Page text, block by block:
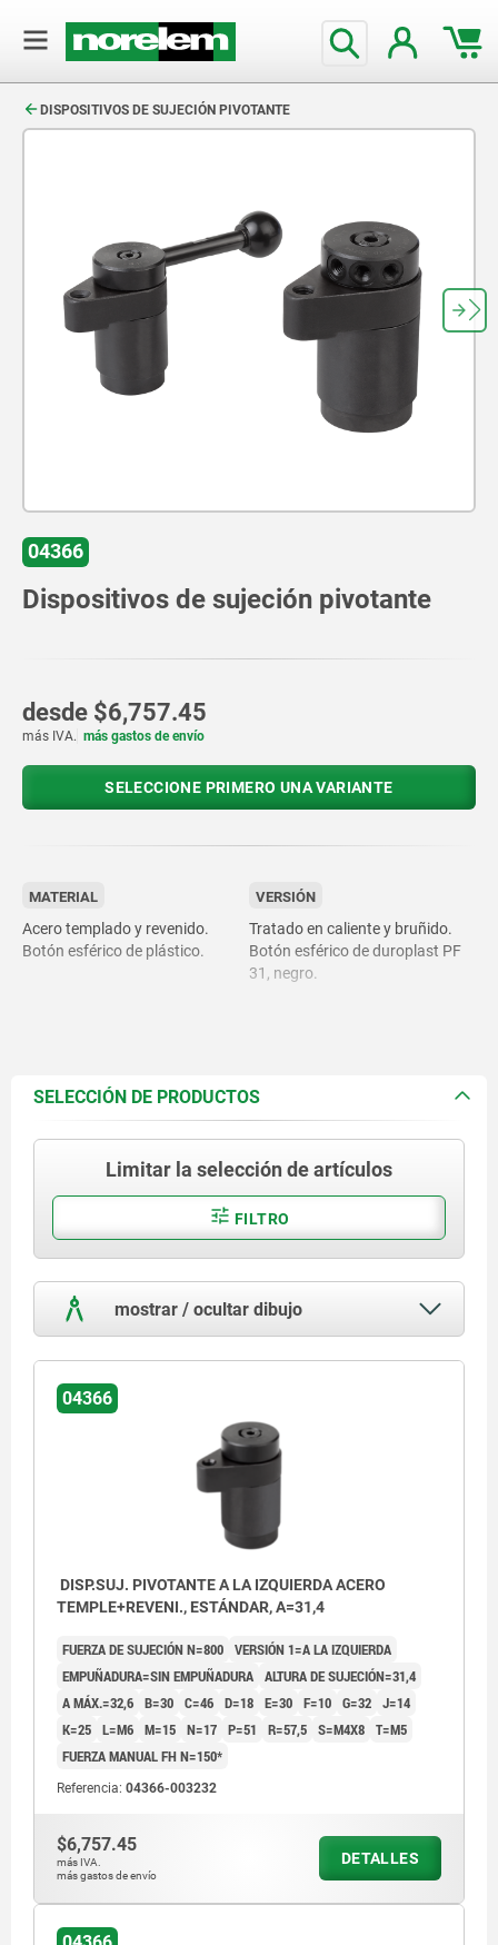
DISPOSITIVOS DE SUJECIÓN PIVOTANTE
04366
Dispositivos de sujeción pivotante
desde $6,757.45
más IVA. más gastos de envío
SELECCIONE PRIMERO UNA VARIANTE
MATERIAL
Acero templado y revenido.
Botón esférico de plástico.
VERSIÓN
Tratado en caliente y bruñido.
Botón esférico de duroplast PF
31, negro.
SELECCIÓN DE PRODUCTOS
Limitar la selección de artículos
FILTRO
mostrar / ocultar dibujo
04366
DISP.SUJ. PIVOTANTE A LA IZQUIERDA ACERO
TEMPLE+REVENI., ESTÁNDAR, A=31,4
FUERZA DE SUJECIÓN N=800 VERSIÓN 1=A LA IZQUIERDA
EMPUÑADURA=SIN EMPUÑADURA ALTURA DE SUJECIÓN=31,4
A MÁX.=32,6 B=30 C=46 D=18 E=30 F=10 G=32 J=14
K=25 L=M6 M=15 N=17 P=51 R=57,5 S=M4X8 T=M5
FUERZA MANUAL FH N=150*
Referencia: 04366-003232
$6,757.45
más IVA.
más gastos de envío
DETALLES